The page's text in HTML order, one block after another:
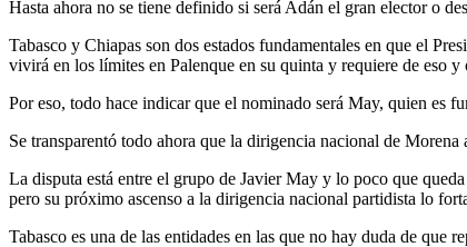
Hasta ahora no se tiene definido si será Adán el gran elector o
Tabasco y Chiapas son dos estados fundamentales en que el
vivirá en los límites en Palenque en su quinta y requiere de eso y
Por eso, todo hace indicar que el nominado será May, quien es
Se transparentó todo ahora que la dirigencia nacional de
La disputa está entre el grupo de Javier May y lo poco que
pero su próximo ascenso a la dirigencia nacional partidista lo
Tabasco es una de las entidades en las que no hay duda de que